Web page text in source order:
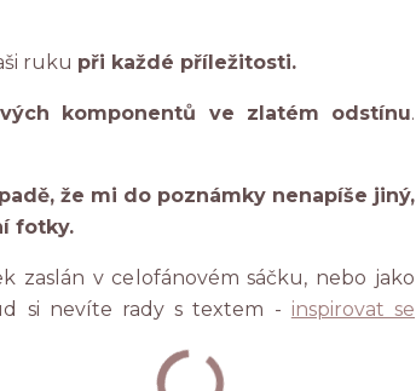
ruku při každé příležitosti.
komponentů ve zlatém odstínu.
že mi do poznámky nenapíše jiný,
fotky.
zaslán v celofánovém sáčku, nebo jako
si nevíte rady s textem - inspirovat se